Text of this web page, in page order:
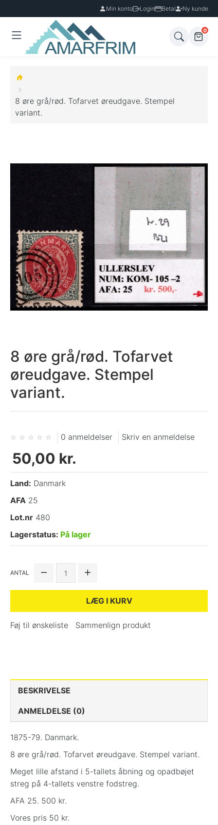
Min konto Login Betal Ny kunde
0
8 øre grå/rød. Tofarvet øreudgave. Stempel
variant.
8 øre grå/rød. Tofarvet
øreudgave. Stempel
variant.
0 anmeldelser Skriv en anmeldelse
50,00 kr.
Land: Danmark
AFA 25
Lot.nr 480
Lagerstatus: På lager
ANTAL
LÆG I KURV
Føj til ønskeliste Sammenlign produkt
BESKRIVELSE
ANMELDELSE (0)
1875-79. Danmark.
8 øre grå/rød. Tofarvet øreudgave. Stempel variant.
Meget lille afstand i 5-tallets åbning og opadbøjet
streg på 4-tallets venstre fodstreg.
AFA 25. 500 kr.
Vores pris 50 kr.